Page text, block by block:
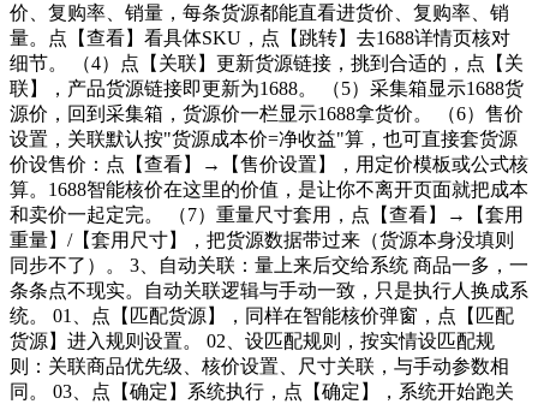
价、复购率、销量，每条货源都能直看进货价、复购率、销
量。点【查看】看具体SKU，点【跳转】去1688详情页核对
细节。 （4）点【关联】更新货源链接，挑到合适的，点【关
联】，产品货源链接即更新为1688。 （5）采集箱显示1688货
源价，回到采集箱，货源价一栏显示1688拿货价。 （6）售价
设置，关联默认按"货源成本价=净收益"算，也可直接套货源
价设售价：点【查看】→【售价设置】，用定价模板或公式核
算。1688智能核价在这里的价值，是让你不离开页面就把成本
和卖价一起定完。 （7）重量尺寸套用，点【查看】→【套用
重量】/【套用尺寸】，把货源数据带过来（货源本身没填则
同步不了）。 3、自动关联：量上来后交给系统 商品一多，一
条条点不现实。自动关联逻辑与手动一致，只是执行人换成系
统。 01、点【匹配货源】，同样在智能核价弹窗，点【匹配
货源】进入规则设置。 02、设匹配规则，按实情设匹配规
则：关联商品优先级、核价设置、尺寸关联，与手动参数相
同。 03、点【确定】系统执行，点【确定】，系统开始跑关